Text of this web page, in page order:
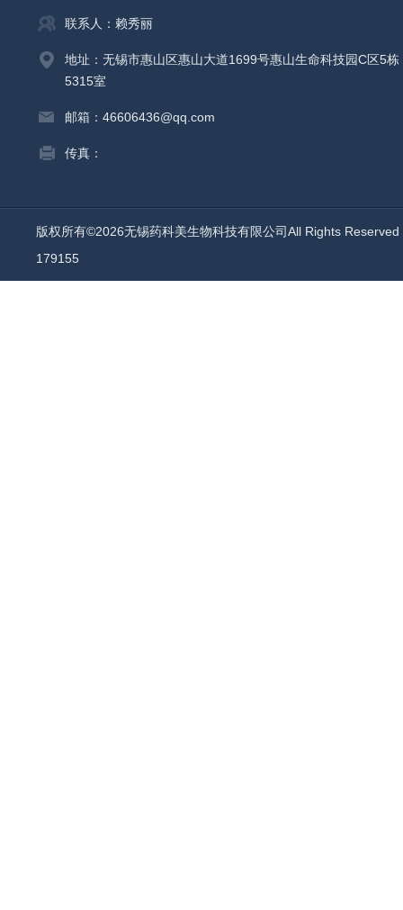
联系人：赖秀丽
地址：无锡市惠山区惠山大道1699号惠山生命科技园C区5栋
5315室
邮箱：46606436@qq.com
传真：
版权所有©2026无锡药科美生物科技有限公司All Rights
179155